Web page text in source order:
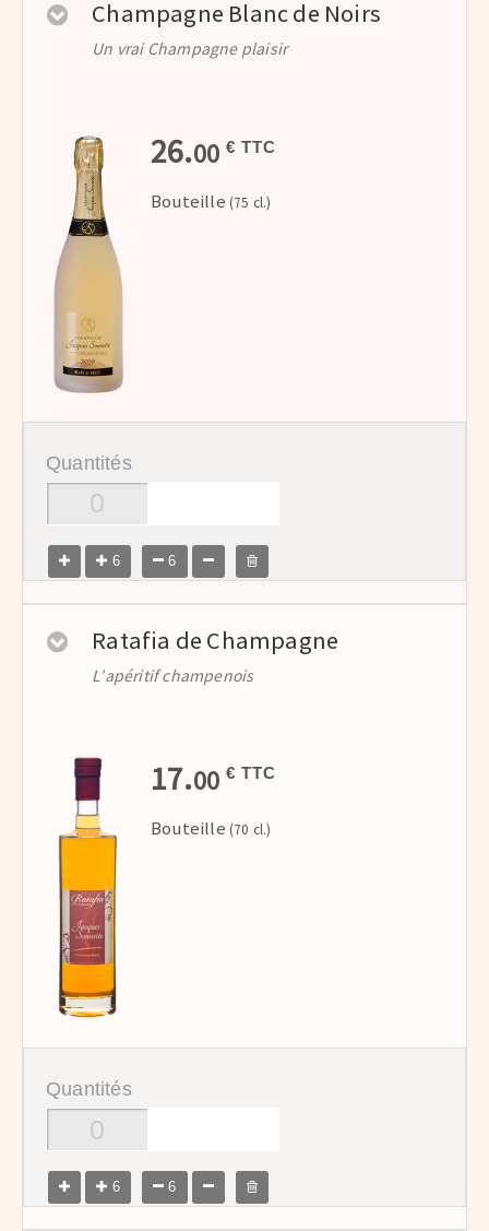
Champagne Blanc de Noirs
Un vrai Champagne plaisir
26.00 € TTC
Bouteille (75 cl.)
Quantités
6 6
Ratafia de Champagne
L'apéritif champenois
17.00 € TTC
Bouteille (70 cl.)
Quantités
6 6